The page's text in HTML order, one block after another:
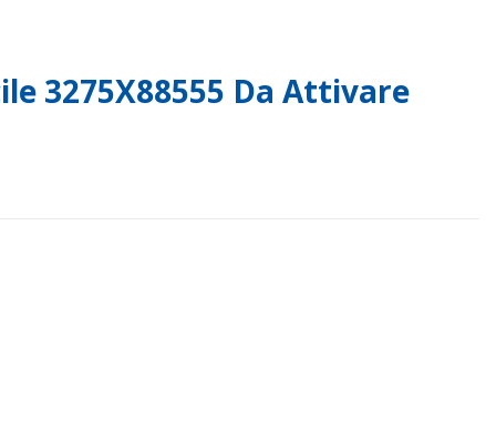
3275X88555 Da Attivare